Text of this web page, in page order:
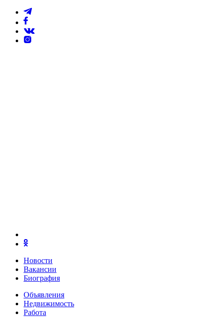
Новости
Вакансии
Биография
Объявления
Недвижимость
Работа